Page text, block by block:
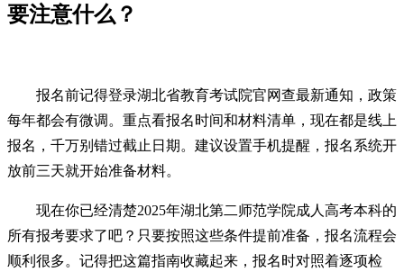
要注意什么？
报名前记得登录湖北省教育考试院官网查最新通知，政策
每年都会有微调。重点看报名时间和材料清单，现在都是线上
报名，千万别错过截止日期。建议设置手机提醒，报名系统开
放前三天就开始准备材料。
现在你已经清楚2025年湖北第二师范学院成人高考本科的
所有报考要求了吧？只要按照这些条件提前准备，报名流程会
顺利很多。记得把这篇指南收藏起来，报名时对照着逐项检